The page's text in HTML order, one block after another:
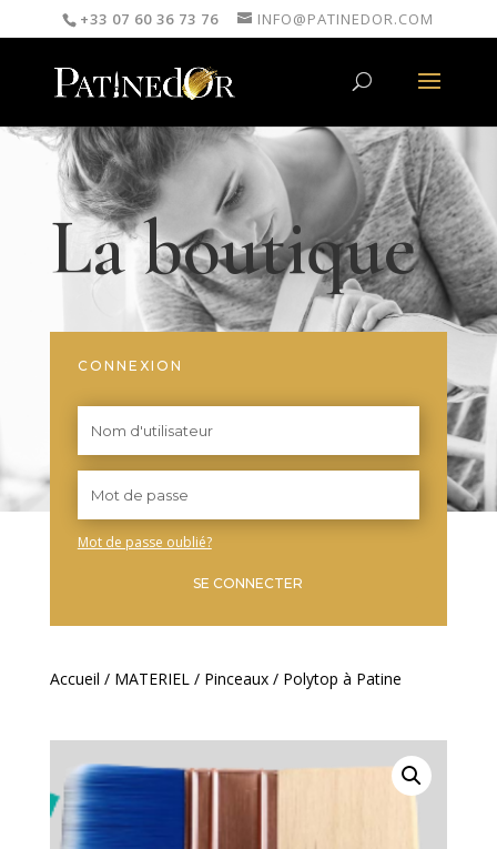
+33 07 60 36 73 76 INFO@PATINEDOR.COM
La boutique
CONNEXION
Mot de passe oublié?
SE CONNECTER
Accueil / MATERIEL/ Pinceaux/ Polytop à Patine